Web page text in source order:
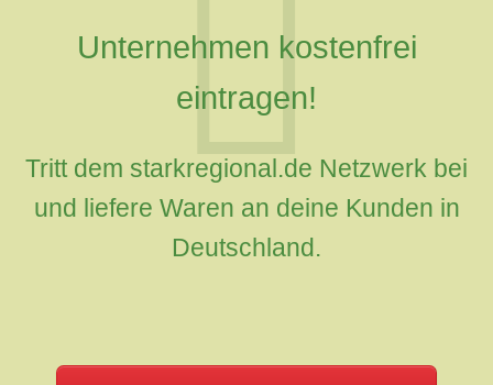
Unternehmen kostenfrei
eintragen!
Tritt dem starkregional.de Netzwerk bei
und liefere Waren an deine Kunden in
Deutschland.